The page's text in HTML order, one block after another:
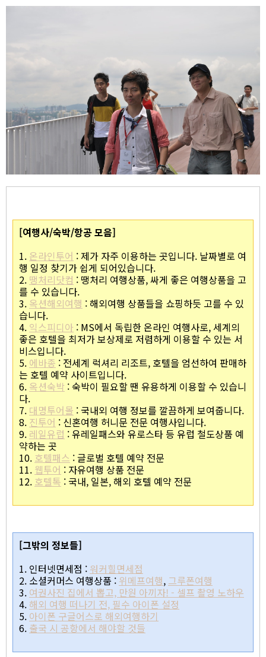
[여행사/숙박/항공 모음]
1. 온라인투어 : 제가 자주 이용하는 곳입니다. 날짜별로 여
행 일정 찾기가 쉽게 되어있습니다.
2. 땡처리닷컴 : 땡처리 여행상품, 싸게 좋은 여행상품을 고
를 수 있습니다.
3. 옥션해외여행 : 해외여행 상품들을 쇼핑하듯 고를 수 있
습니다.
4. 익스피디아 : MS에서 독립한 온라인 여행사로, 세계의
좋은 호텔을 최저가 보상제로 저렴하게 이용할 수 있는 서
비스입니다.
5. 에바종 : 전세계 럭셔리 리조트, 호텔을 엄선하여 판매하
는 호텔 예약 사이트입니다.
6. 옥션숙박 : 숙박이 필요할 땐 유용하게 이용할 수 있습니
다.
7. 대명투어몰 : 국내외 여행 정보를 깔끔하게 보여줍니다.
8. 진투어 : 신혼여행 허니문 전문 여행사입니다.
9. 레일유럽 : 유레일패스와 유로스타 등 유럽 철도상품 예
약하는 곳
10. 호텔패스 : 글로벌 호텔 예약 전문
11. 웹투어 : 자유여행 상품 전문
12. 호텔톡 : 국내, 일본, 해외 호텔 예약 전문
[그밖의 정보들]
1. 인터넷면세점 : 워커힐면세점
2. 소셜커머스 여행상품 : 위메프여행, 그루폰여행
3. 여권사진 집에서 뽑고, 만원 아끼자! - 셀프 촬영 노하우
4. 해외 여행 떠나기 전, 필수 아이폰 설정
5. 아이폰 구글어스로 해외여행하기
6. 출국 시 공항에서 해야할 것들